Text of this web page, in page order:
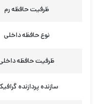
ظرفیت حافظه رم
نوع حافظه داخلی
ظرفیت حافظه داخلی
سازنده پردازنده گرافیکی